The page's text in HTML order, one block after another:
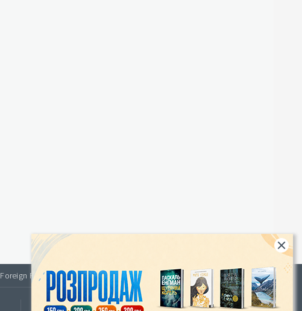
Foreign Rights |
Інтернет-магазин «Видавництво Богдан»: